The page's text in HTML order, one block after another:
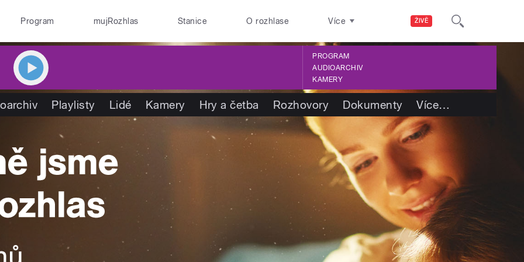
ŽIVĚ
Program mujRozhlas Stanice O rozhlase Více
PROGRAM
AUDIOARCHIV
KAMERY
Playlisty Lidé Kamery Hry a četba Rozhovory Dokumenty Více…